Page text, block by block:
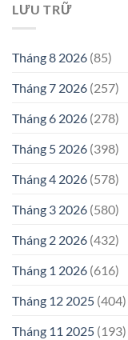
LƯU TRỮ
Tháng 8 2026 (85)
Tháng 7 2026 (257)
Tháng 6 2026 (278)
Tháng 5 2026 (398)
Tháng 4 2026 (578)
Tháng 3 2026 (580)
Tháng 2 2026 (432)
Tháng 1 2026 (616)
Tháng 12 2025 (404)
Tháng 11 2025 (193)